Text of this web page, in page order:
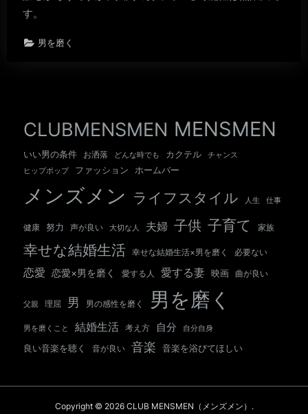
す。
男を磨く
CLUBMENSMEN MENSMEN
いい男の条件 お洒落 どんな時でも カクテル チャンス
ヒップポップ ファッション ホームバー
メンズメン ライフスタイル 人生 仕事
健康 努力 声が良い 大切な人 夫婦 子供 子育て 家族
幸せな結婚生活 幸せな結婚生活×男を磨く 必要ない
恋愛 恋愛×男を磨く 愛する人 愛する妻 映画 曲が良い
父親 理屈 男 男の感性を磨く 男を磨く
男を磨くこと 結婚生活 考え方 自分 自分自身
良い音楽を聴く 音が良い 音楽 音楽を浴びてほしい
Copyright © 2026 CLUB MENSMEN（メンズメン）.